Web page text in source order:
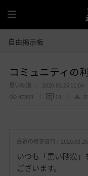
全
体
自由掲示板
コミュニティの
黒い砂漠
2020.03.25 11:04
47803
18
最近の修正日時 :
いつも「黒い砂漠
ございます。